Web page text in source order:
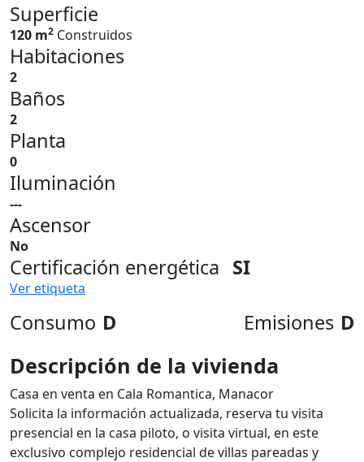
Superficie
120 m2 Construidos
Habitaciones
2
Baños
2
Planta
0
Iluminación
---
Ascensor
No
Certificación energética SI
Ver etiqueta
Consumo D Emisiones D
Descripción de la vivienda
Casa en venta en Cala Romantica, Manacor
Solicita la información actualizada, reserva tu visita
presencial en la casa piloto, o visita virtual, en este
exclusivo complejo residencial de villas pareadas y